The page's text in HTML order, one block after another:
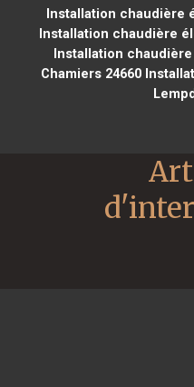
Installation chaudière
Installation chaudière
Installation
Chamiers 24660